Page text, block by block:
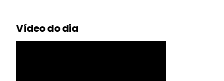
Vídeo do dia